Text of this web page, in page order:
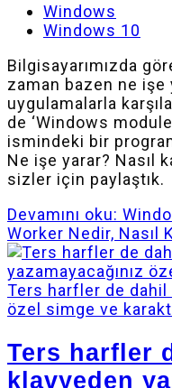
Windows
Windows 10
Bilgisayarımızda
zaman bazen ne işe
uygulamalarla
de ‘Windows
ismindeki bir
Ne işe yarar? Nasıl
sizler için paylaştık.
Devamını oku:
Worker Nedir, Nasıl
Ters harfler de dahil
özel simge ve
Ters harfler
klavyeden